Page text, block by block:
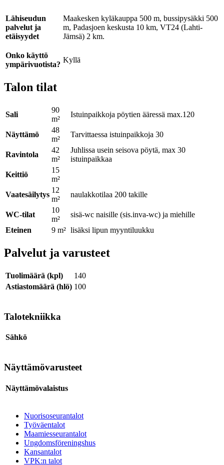
Lähiseudun
palvelut ja
etäisyydet
Maakesken kyläkauppa 500 m, bussipysäkki 500
m, Padasjoen keskusta 10 km, VT24 (Lahti-
Jämsä) 2 km.
Onko käyttö
ympärivuotista?
Kyllä
Talon tilat
Sali
90
m²
Istuinpaikkoja pöytien ääressä max.120
Näyttämö
48
m²
Tarvittaessa istuinpaikkoja 30
Ravintola
42
m²
Juhlissa usein seisova pöytä, max 30
istuinpaikkaa
Keittiö
15
m²
Vaatesäilytys
12
m²
naulakkotilaa 200 takille
WC-tilat
10
m²
sisä-wc naisille (sis.inva-wc) ja miehille
Eteinen
9 m² lisäksi lipun myyntiluukku
Palvelut ja varusteet
Tuolimäärä (kpl)
140
Astiastomäärä (hlö) 100
Talotekniikka
Sähkö
Näyttämövarusteet
Näyttämövalaistus
Nuorisoseurantalot
Työväentalot
Maamiesseurantalot
Ungdomsföreningshus
Kansantalot
VPK:n talot